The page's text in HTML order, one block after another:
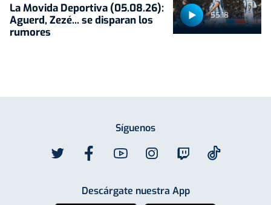
55:18
La Movida Deportiva (05.08.26):
Aguerd, Zezé... se disparan los
rumores
Síguenos
Descárgate nuestra App